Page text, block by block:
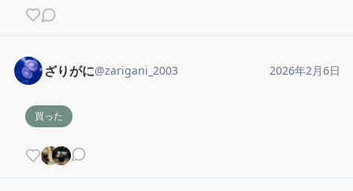
ざりがに@zarigani_2003 2026年2月6日
買った